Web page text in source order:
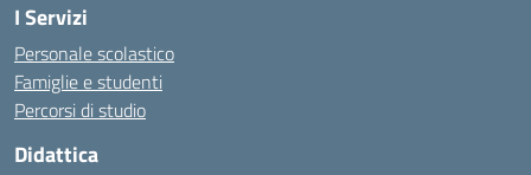
I Servizi
Personale scolastico
Famiglie e studenti
Percorsi di studio
Didattica